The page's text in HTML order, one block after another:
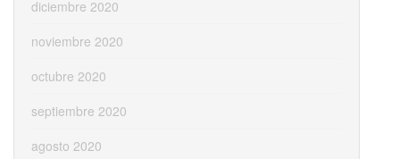
diciembre 2020
noviembre 2020
octubre 2020
septiembre 2020
agosto 2020